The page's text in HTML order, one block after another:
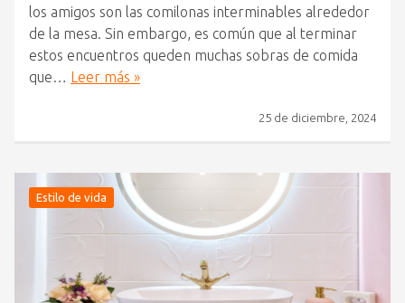
los amigos son las comilonas interminables alrededor
de la mesa. Sin embargo, es común que al terminar
estos encuentros queden muchas sobras de comida
que… Leer más »
25 de diciembre, 2024
Estilo de vida